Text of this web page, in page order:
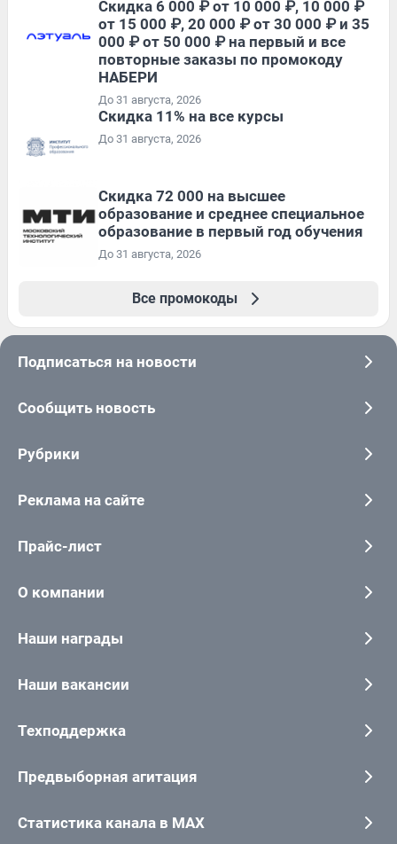
Скидка 6 000 ₽ от 10 000 ₽, 10 000 ₽
от 15 000 ₽, 20 000 ₽ от 30 000 ₽ и 35
000 ₽ от 50 000 ₽ на первый и все
повторные заказы по промокоду
НАБЕРИ
До 31 августа, 2026
Скидка 11% на все курсы
До 31 августа, 2026
Скидка 72 000 на высшее
образование и среднее специальное
образование в первый год обучения
До 31 августа, 2026
Все промокоды
Подписаться на новости
Сообщить новость
Рубрики
Реклама на сайте
Прайс-лист
О компании
Наши награды
Наши вакансии
Техподдержка
Предвыборная агитация
Статистика канала в MAX